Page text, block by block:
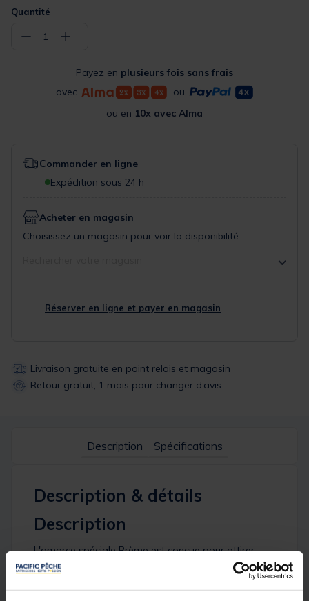
Quantité
− 1 +
Payez en plusieurs fois sans frais
avec
ou
ou en 10x avec Alma
Commander en ligne
Expédition sous 24 h
Acheter en magasin
Choisissez un magasin pour voir la disponibilité
Réserver en ligne et payer en magasin
Livraison gratuite en point relais et magasin
Retour gratuit, 1 mois pour changer d’avis
Description Spécifications
Description & détails
Description
L'amorce spéciale Brème est conçue pour attirer
efficacement les brèmes et les maintenir sur votre
coup de pêche. Ce mélange de haute qualité se
compose d'ingrédients soigneusement sélectionnés,